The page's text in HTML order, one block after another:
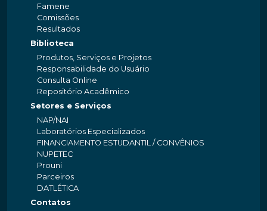
Famene
Comissões
Resultados
Biblioteca
Produtos, Serviços e Projetos
Responsabilidade do Usuário
Consulta Online
Repositório Acadêmico
Setores e Serviços
NAP/NAI
Laboratórios Especializados
FINANCIAMENTO ESTUDANTIL / CONVÊNIOS
NUPETEC
Prouni
Parceiros
DATLÉTICA
Contatos